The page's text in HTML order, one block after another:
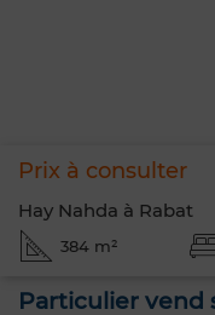
Prix à consulter
Hay Nahda à Rabat
384 m²
Particulier vend